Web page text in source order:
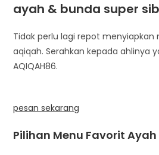
ayah & bunda super
Tidak perlu lagi repot menyiapkan
aqiqah. Serahkan kepada ahlinya
AQIQAH86.
pesan sekarang
Pilihan Menu Favorit